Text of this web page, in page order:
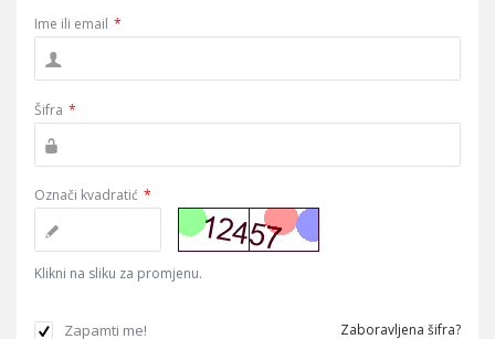
Ime ili email *
Šifra *
Označi kvadratić *
Klikni na sliku za promjenu.
Zapamti me! Zaboravljena šifra?